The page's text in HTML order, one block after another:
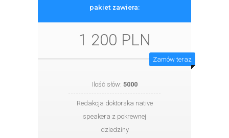
pakiet zawiera:
1 200 PLN
Zamów teraz
Ilość słów: 5000
Redakcja doktorska native
speakera z pokrewnej
dziedziny